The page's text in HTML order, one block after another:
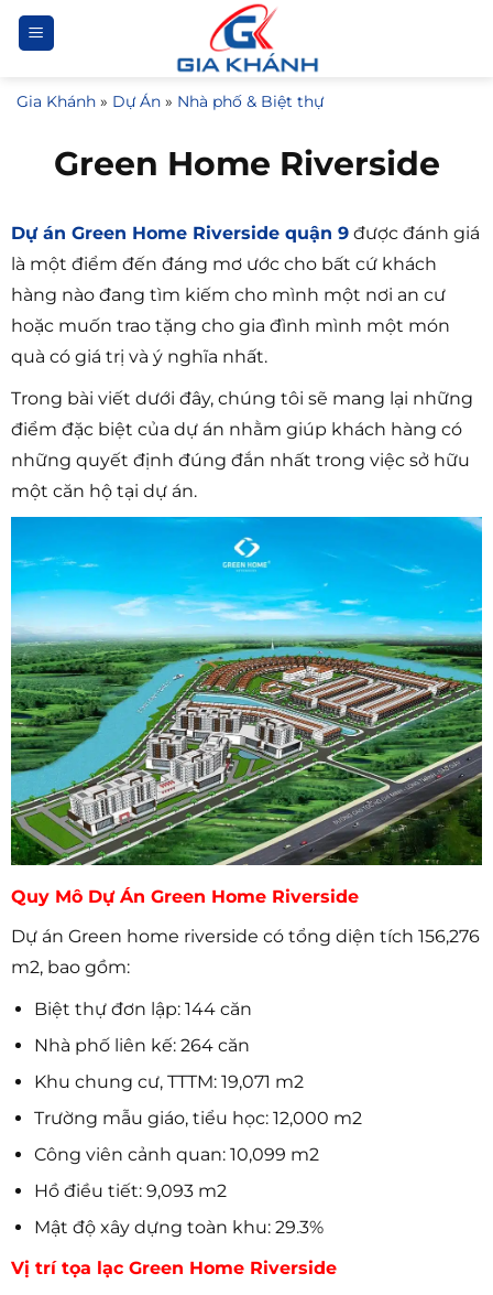
Bỏ
qua
dung
Gia Khánh » Dự Án » Nhà phố & Biệt thự
Green Home Riverside
Dự án Green Home Riverside quận 9 được đánh giá
là một điểm đến đáng mơ ước cho bất cứ khách
hàng nào đang tìm kiếm cho mình một nơi an cư
hoặc muốn trao tặng cho gia đình mình một món
quà có giá trị và ý nghĩa nhất.
Trong bài viết dưới đây, chúng tôi sẽ mang lại những
điểm đặc biệt của dự án nhằm giúp khách hàng có
những quyết định đúng đắn nhất trong việc sở hữu
một căn hộ tại dự án.
Quy Mô Dự Án Green Home Riverside
Dự án Green home riverside có tổng diện tích 156,276
m2, bao gồm:
Biệt thự đơn lập: 144 căn
Nhà phố liên kế: 264 căn
Khu chung cư, TTTM: 19,071 m2
Trường mẫu giáo, tiểu học: 12,000 m2
Công viên cảnh quan: 10,099 m2
Hồ điều tiết: 9,093 m2
Mật độ xây dựng toàn khu: 29.3%
Vị trí tọa lạc Green Home Riverside